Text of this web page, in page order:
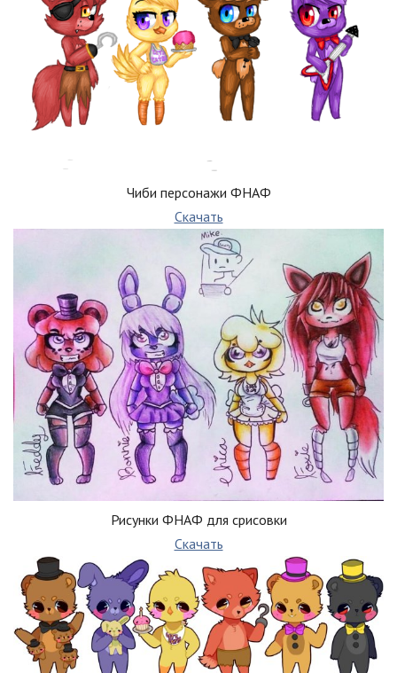
Чиби персонажи ФНАФ
Скачать
Рисунки ФНАФ для срисовки
Скачать